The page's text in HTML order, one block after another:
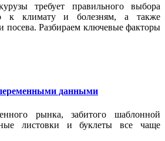
требует правильного выбора
к климату и болезням, а также
посева. Разбираем ключевые факторы
данными
рынка, забитого шаблонной
листовки и буклеты все чаще